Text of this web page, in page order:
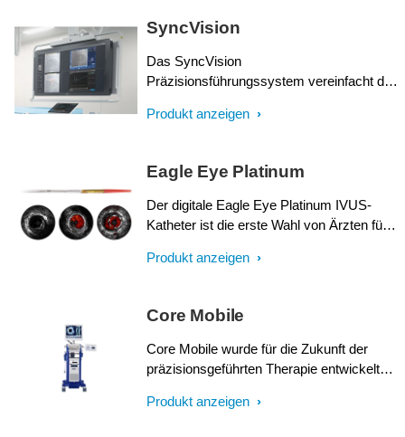
SyncVision
Das SyncVision
Präzisionsführungssystem vereinfacht die
Größenbestimmung von Gefäßen und
Durchleuchtungsbildern.
Produkt anzeigen
Eagle Eye Platinum
Der digitale Eagle Eye Platinum IVUS-
Katheter ist die erste Wahl von Ärzten für
USA).* Als einzigartiger Plug-and-Play-
Benutzerfreundlichkeit und
Implantierbarkeit ausgelegt. Zu den
Leistungsmerkmalen gehören eine weiche
Beschichtung für höhere Gleitfähigkeit, ein
Produkt anzeigen
Core Mobile
Core Mobile wurde für die Zukunft der
präzisionsgeführten Therapie entwickelt
Bildgebung und Physiologie auf einer
Produkt anzeigen